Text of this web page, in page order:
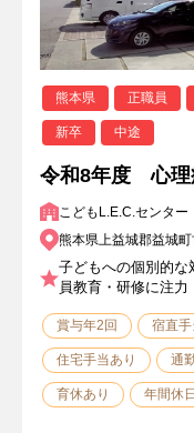
熊本県 正職員
新卒 中途
令和8年度 心理
こどもL.E.C.センター
熊本県上益城郡益城
子どもへの個別的な
員教育・研修に注力
賞与年2回 宿直手
住宅手当あり 通
育休あり 年間休